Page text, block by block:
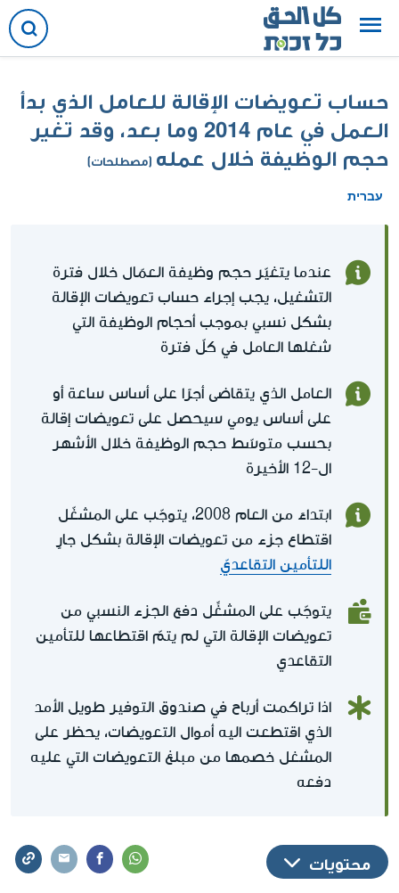
حساب تعويضات الإقالة للعامل الذي بدأ
العمل في عام 2014 وما بعد، وقد تغير
حجم الوظيفة خلال عمله (مصطلحات)
עברית
عندما يتغيّر حجم وظيفة العمّال خلال فترة
التشغيل، يجب إجراء حساب تعويضات الإقالة
بشكل نسبي بموجب أحجام الوظيفة التي
شغلها العامل في كلّ فترة
العامل الذي يتقاضى أجرًا على أساس ساعة أو
على أساس يومي سيحصل على تعويضات إقالة
بحسب متوسّط حجم الوظيفة خلال الأشهر
ال-12 الأخيرة
ابتداءً من العام 2008، يتوجّب على المشغّل
اقتطاع جزء من تعويضات الإقالة بشكل جارٍ
اللتأمين التقاعديّ
يتوجّب على المشغِّل دفع الجزء النسبي من
تعويضات الإقالة التي لم يتمّ اقتطاعها للتأمين
التقاعدي
اذا تراكمت أرباح في صندوق التوفير طويل الأمد
الذي اقتطعت اليه أموال التعويضات، يحظر على
المشغل خصمها من مبلغ التعويضات التي عليه
دفعه
محتويات